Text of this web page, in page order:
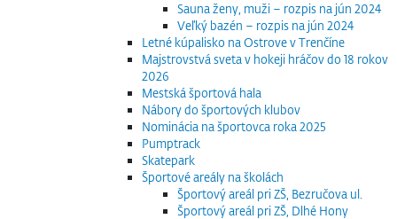
Sauna ženy, muži – rozpis na jún 2024
Veľký bazén – rozpis na jún 2024
Letné kúpalisko na Ostrove v Trenčíne
Majstrovstvá sveta v hokeji hráčov do 18 rokov
2026
Mestská športová hala
Nábory do športových klubov
Nominácia na športovca roka 2025
Pumptrack
Skatepark
Športové areály na školách
Športový areál pri ZŠ, Bezručova ul.
Športový areál pri ZŠ, Dlhé Hony